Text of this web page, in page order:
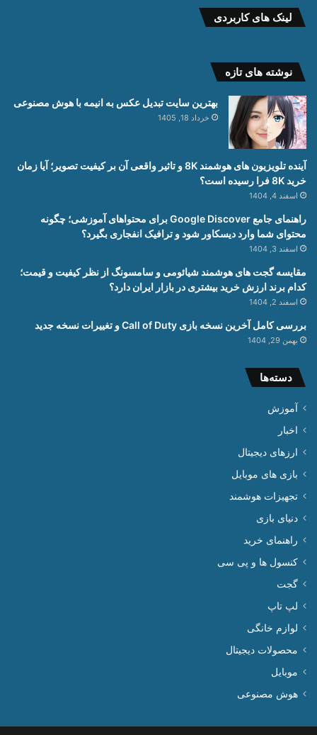
لینک های کاربردی
نوشته های تازه
بهترین سایت تبدیل عکس به انیمه با هوش مصنوعی
خرداد 18, 1405
آینده تلویزیون های هوشمند 8K و تاثیر واقعی آن بر کیفیت تصویر؛ آیا زمان
خرید 8K فرا رسیده است؟
اسفند 4, 1404
راهنمای جامع Google Discover برای محتواهای آموزشی؛ چگونه
محتوای شما وارد دیسکاور شود و ترافیک انفجاری بگیرد؟
اسفند 3, 1404
مقایسه گجت های هوشمند شیائومی و سامسونگ از نظر کیفیت و قیمت؛
کدام برند ارزش خرید بیشتری در بازار ایران دارد؟
اسفند 2, 1404
بررسی کامل آخرین نسخه بازی Call of Duty و تغییرات نسخه جدید
بهمن 29, 1404
دسته‌ها
آموزش
اخبار
ارزهای دیجیتال
بازی های موبایل
تجهیزات هوشمند
دنیای بازی
راهنمای خرید
کنسول ها و پی سی
گجت
لپ تاپ
لوازم خانگی
محصولات دیجیتال
موبایل
هوش مصنوعی